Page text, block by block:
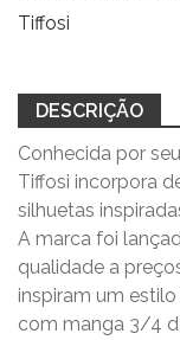
Tiffosi
DESCRIÇÃO
Conhecida por
Tiffosi incorpora
silhuetas
A marca foi
qualidade a
inspiram um
com manga 3/4